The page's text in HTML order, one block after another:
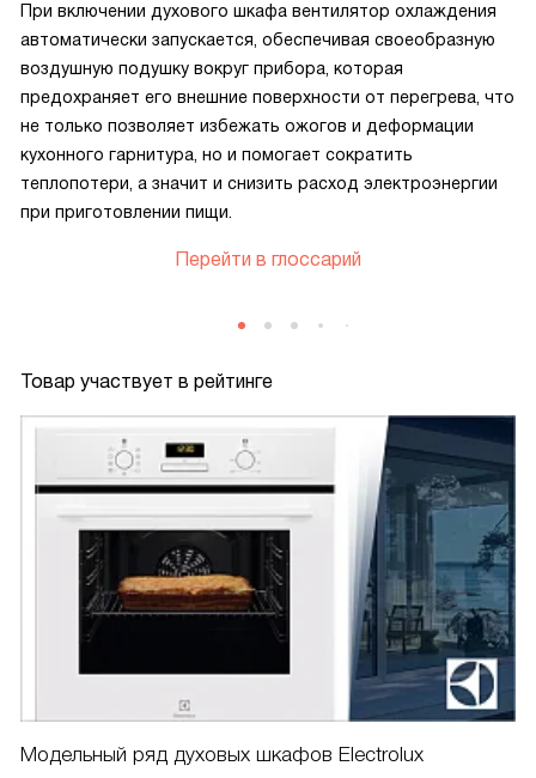
При включении духового шкафа вентилятор охлаждения
автоматически запускается, обеспечивая своеобразную
воздушную подушку вокруг прибора, которая
предохраняет его внешние поверхности от перегрева, что
не только позволяет избежать ожогов и деформации
кухонного гарнитура, но и помогает сократить
теплопотери, а значит и снизить расход электроэнергии
при приготовлении пищи.
Перейти в глоссарий
Товар участвует в рейтинге
Модельный ряд духовых шкафов Electrolux